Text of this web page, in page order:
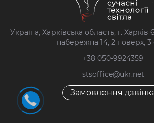
Україна, Харківська область, г. Харків
набережна 14, 2 поверх, 3
+38 050-9924359
stsoffice@ukr.net
Замовлення